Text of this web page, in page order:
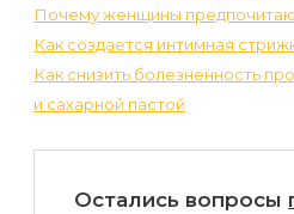
Почему женщины
Как создается интимная
Как снизить болезненность
и сахарной пастой
Остались вопросы